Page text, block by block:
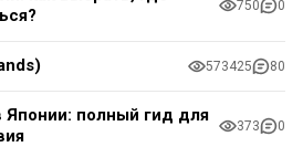
750 0
573425 80
Японии: полный гид для
373 0